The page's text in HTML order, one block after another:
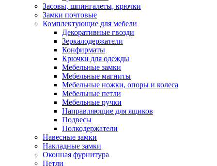
Засовы, шпингалеты, крючки
Замки почтовые
Комплектующие для мебели
Декоративные гвозди
Зеркалодержатели
Конфирматы
Крючки для одежды
Мебельные замки
Мебельные магниты
Мебельные ножки, опоры и колеса
Мебельные петли
Мебельные ручки
Направляющие для ящиков
Подвесы
Полкодержатели
Навесные замки
Накладные замки
Оконная фурнитура
Петли